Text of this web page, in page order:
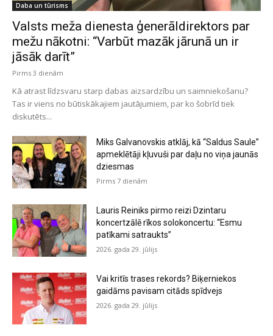
Daba un tūrisms
Valsts meža dienesta ģenerāldirektors par
mežu nākotni: “Varbūt mazāk jārunā un ir
jāsāk darīt”
Pirms 3 dienām
Kā atrast līdzsvaru starp dabas aizsardzību un saimniekošanu?
Tas ir viens no būtiskākajiem jautājumiem, par ko šobrīd tiek
diskutēts...
Miks Galvanovskis atklāj, kā “Saldus Saule”
apmeklētāji kļuvuši par daļu no viņa jaunās
dziesmas
Pirms 7 dienām
Lauris Reiniks pirmo reizi Dzintaru
koncertzālē rīkos solokoncertu: “Esmu
patīkami satraukts”
2026. gada 29. jūlijs
Vai kritīs trases rekords? Biķerniekos
gaidāms pavisam citāds spīdvejs
2026. gada 29. jūlijs